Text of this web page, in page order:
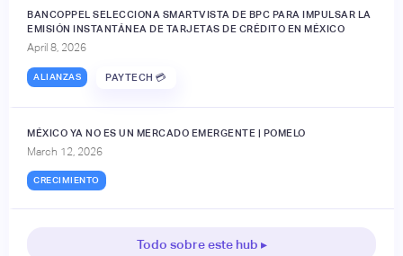
BANCOPPEL SELECCIONA SMARTVISTA DE BPC PARA IMPULSAR LA
EMISIÓN INSTANTÁNEA DE TARJETAS DE CRÉDITO EN MÉXICO
April 8, 2026
ALIANZAS PAYTECH 💳
MÉXICO YA NO ES UN MERCADO EMERGENTE | POMELO
March 12, 2026
CRECIMIENTO
Todo sobre este hub ▸